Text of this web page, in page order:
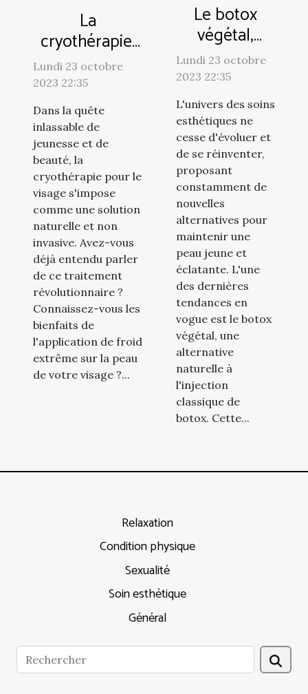
La
cryothérapie,
un
rajeunissement
naturel pour
votre visage
Lundi 23 octobre
2023 22:35
Dans la quête
inlassable de
jeunesse et de
beauté, la
cryothérapie pour le
visage s'impose
comme une solution
naturelle et non
invasive. Avez-vous
déjà entendu parler
de ce traitement
révolutionnaire ?
Connaissez-vous les
bienfaits de
l'application de froid
extrême sur la peau
de votre visage ?...
Le botox
végétal,
nouvelle
tendance en
soins
esthétiques
Lundi 23 octobre
2023 22:35
L'univers des soins
esthétiques ne
cesse d'évoluer et
de se réinventer,
proposant
constamment de
nouvelles
alternatives pour
maintenir une
peau jeune et
éclatante. L'une
des dernières
tendances en
vogue est le botox
végétal, une
alternative
naturelle à
l'injection
classique de
botox. Cette...
Relaxation
Condition physique
Sexualité
Soin esthétique
Général